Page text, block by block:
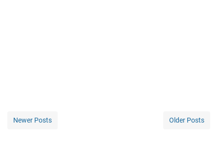
Newer Posts Older Posts